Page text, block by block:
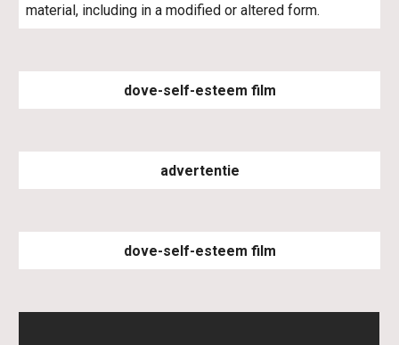
material, including in a modified or altered form.
dove-self-esteem film
advertentie
dove-self-esteem film